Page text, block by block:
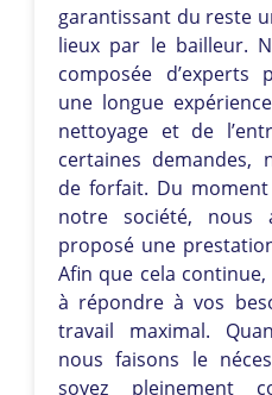
garantissant du reste
lieux par le bailleur.
composée d’experts
une longue
nettoyage et de
certaines demandes,
de forfait. Du
notre société, nous
proposé une
Afin que cela
à répondre à vos
travail maximal.
nous faisons le
soyez pleinement